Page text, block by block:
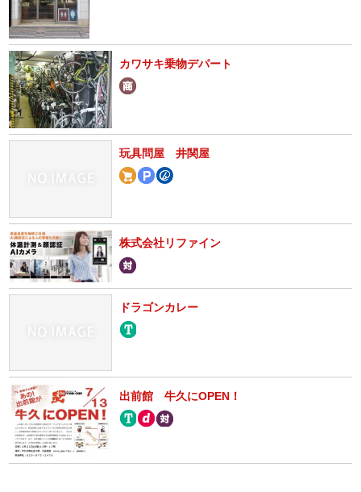
カワサキ乗物デパート
玩具問屋 井関屋
株式会社リファイン
ドラゴンカレー
出前館 牛久にOPEN！